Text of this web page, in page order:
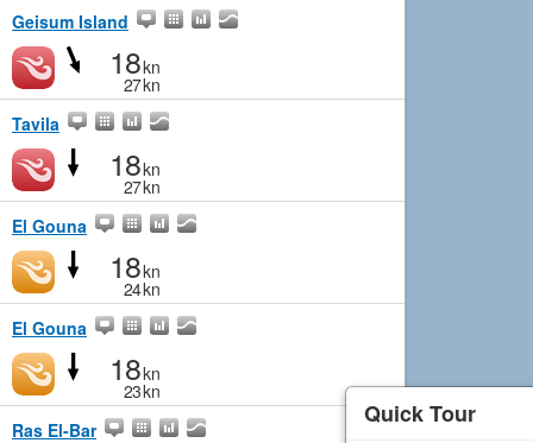
Geisum Island
18kn
27kn
Tavila
18kn
27kn
El Gouna
18kn
24kn
El Gouna
18kn
23kn
Ras El-Bar
Quick Tour